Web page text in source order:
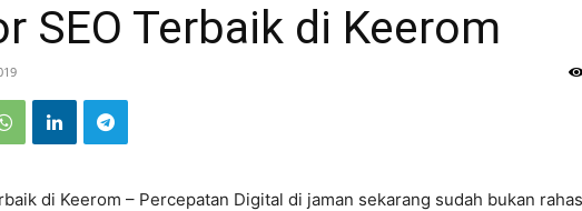
SEO Terbaik di Keerom
di Keerom – Percepatan Digital di jaman sekarang sudah bukan